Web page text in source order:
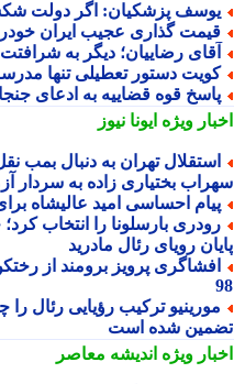
پزشکیان: اگر دولت
گذاری عجیب ایران خودرو؛
رضاییان؛ دیگر به شرافتت
دستور تعطیلی تنها مدرسه
قوه قضاییه به ادعای
ویژهایونا نیوز
تهران به دنبال بمب نقل
بختیاری زاده به سردار
احساسی امید عالیشاه برای
بارسلونا را انتخاب کرد؛
رویای رئال مادرید
پرویز برومند از رختکن
شده است
ویژهاندیشه معاصر